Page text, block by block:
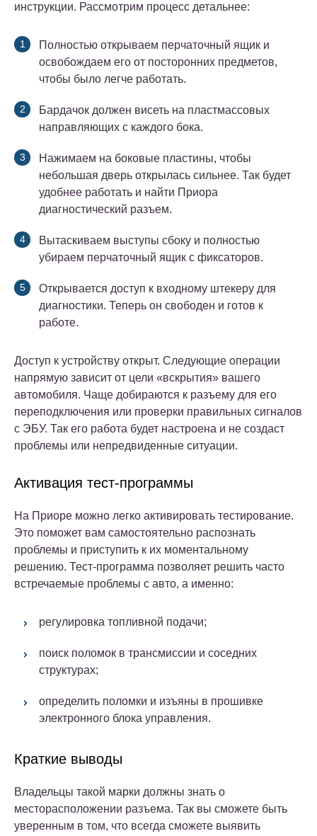
инструкции. Рассмотрим процесс детальнее:
Полностью открываем перчаточный ящик и
освобождаем его от посторонних предметов,
чтобы было легче работать.
Бардачок должен висеть на пластмассовых
направляющих с каждого бока.
Нажимаем на боковые пластины, чтобы
небольшая дверь открылась сильнее. Так будет
удобнее работать и найти Приора
диагностический разъем.
Вытаскиваем выступы сбоку и полностью
убираем перчаточный ящик с фиксаторов.
Открывается доступ к входному штекеру для
диагностики. Теперь он свободен и готов к
работе.
Доступ к устройству открыт. Следующие операции
напрямую зависит от цели «вскрытия» вашего
автомобиля. Чаще добираются к разъему для его
переподключения или проверки правильных сигналов
с ЭБУ. Так его работа будет настроена и не создаст
проблемы или непредвиденные ситуации.
Активация тест-программы
На Приоре можно легко активировать тестирование.
Это поможет вам самостоятельно распознать
проблемы и приступить к их моментальному
решению. Тест-программа позволяет решить часто
встречаемые проблемы с авто, а именно:
регулировка топливной подачи;
поиск поломок в трансмиссии и соседних
структурах;
определить поломки и изъяны в прошивке
электронного блока управления.
Краткие выводы
Владельцы такой марки должны знать о
месторасположении разъема. Так вы сможете быть
уверенным в том, что всегда сможете выявить